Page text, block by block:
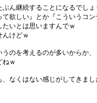
ん継続することになるでしょ
欲しい』とか『こういうコ
いとは思いますんでｗ
んけどｗ
のを考えるのが多いからか
ねｗ
なくはない感じがしてきまし